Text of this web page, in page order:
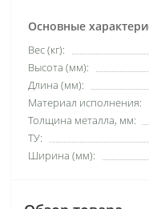
Основные
Вес (кг):
Высота (мм):
Длина (мм):
Материал исполнения:
Толщина металла, мм:
ТУ:
Ширина (мм):